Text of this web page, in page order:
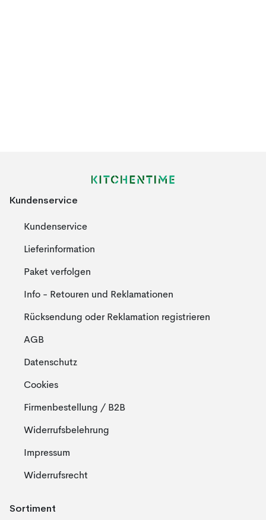
Kundenservice
Kundenservice
Lieferinformation
Paket verfolgen
Info - Retouren und Reklamationen
Rücksendung oder Reklamation registrieren
AGB
Datenschutz
Cookies
Firmenbestellung / B2B
Widerrufsbelehrung
Impressum
Widerrufsrecht
Sortiment